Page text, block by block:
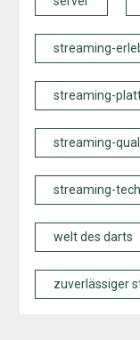
streaming-
streaming-
streaming-
streaming-
welt des darts
zuverlässiger